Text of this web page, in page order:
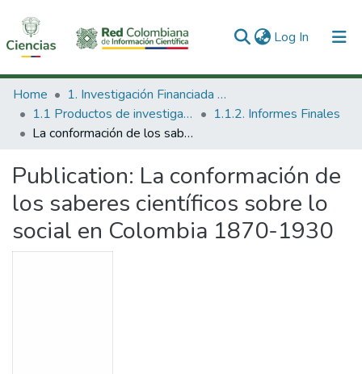
Log In (current)
Communities & Collections
All of DSpace
Home
1. Investigación Financiada con Recursos Públicos
1.1 Productos de investigación
1.1.2. Informes Finales
La conformación de los saberes científicos sobre lo social en Colombia 1870-1930
Publication: La conformación de
los saberes científicos sobre lo
social en Colombia 1870-1930